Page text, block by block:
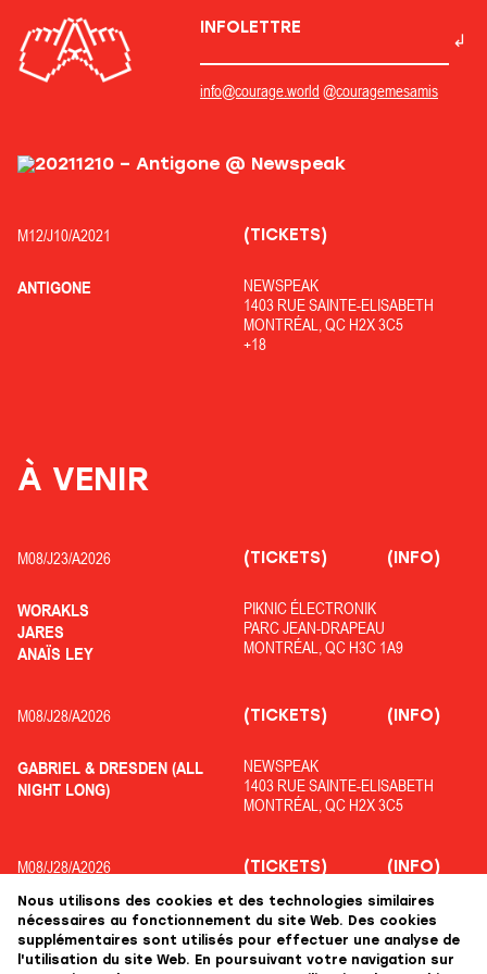
INFOLETTRE
info@courage.world @couragemesamis
M12/J10/A2021
ANTIGONE
NEWSPEAK
1403 RUE SAINTE-ELISABETH
MONTRÉAL, QC H2X 3C5
+18
(TICKETS)
À VENIR
M08/J23/A2026
WORAKLS
JARES
ANAÏS LEY
PIKNIC ÉLECTRONIK
PARC JEAN-DRAPEAU
MONTRÉAL, QC H3C 1A9
(TICKETS) (INFO)
M08/J28/A2026
GABRIEL & DRESDEN (ALL
NIGHT LONG)
NEWSPEAK
1403 RUE SAINTE-ELISABETH
MONTRÉAL, QC H2X 3C5
(TICKETS) (INFO)
M08/J28/A2026
ADRIATIQUE
COLYN
KOLOPHANE
OFF PIKNIC
PARC JEAN-DRAPEAU
MONTRÉAL, QC H3C 1A9
(TICKETS) (INFO)
Nous utilisons des cookies et des technologies similaires
nécessaires au fonctionnement du site Web. Des cookies
supplémentaires sont utilisés pour effectuer une analyse de
l'utilisation du site Web. En poursuivant votre navigation sur